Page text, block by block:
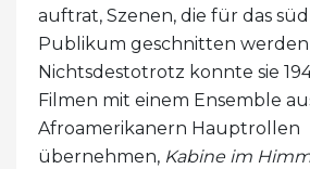
auftrat, Szenen, die für das
Publikum geschnitten
Nichtsdestotrotz konnte sie
Filmen mit einem Ensemble
Afroamerikanern Hauptrollen
übernehmen, Kabine im